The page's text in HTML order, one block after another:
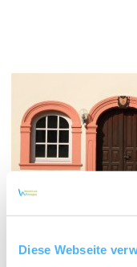
Diese Webseite
Westhofen
Bürgerhaus
Das Gebäude
befinden sich
rundbogige Tür-